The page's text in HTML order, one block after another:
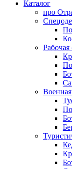
Каталог
про
Рабочая